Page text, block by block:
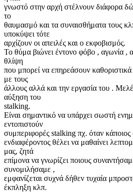
γνωστό στην αρχή στέλνουν διάφορα
το
θαυμασμό και τα συναισθήματα τους
υποκύψει τότε
αρχίζουν οι απειλές και ο εκφοβισμός.
Το θύμα βιώνει έντονο φόβο , αγωνία ,
θλίψη
που μπορεί να επηρεάσουν
με τους
άλλους αλλά και την εργασία του .
αύξηση του
stalking.
Είναι σημαντικό να υπάρχει σωστή
εντοπιστούν
συμπεριφορές stalking πχ. όταν
ενδιαφέροντος θέλει να μαθαίνει
μας, ζητά
επίμονα να γνωρίζει ποιους
συνομιλήσαμε ,
εμφανίζεται συχνά δήθεν τυχαία
έκπληξη κλπ.